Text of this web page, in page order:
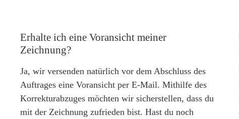
Erhalte ich eine Voransicht meiner
Zeichnung?
Ja, wir versenden natürlich vor dem Abschluss des
Auftrages eine Voransicht per E-Mail. Mithilfe des
Korrekturabzuges möchten wir sicherstellen, dass du
mit der Zeichnung zufrieden bist. Hast du noch